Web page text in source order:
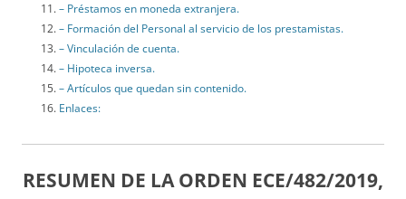
– Préstamos en moneda extranjera.
– Formación del Personal al servicio de los prestamistas.
– Vinculación de cuenta.
– Hipoteca inversa.
– Artículos que quedan sin contenido.
Enlaces:
RESUMEN DE LAORDEN ECE/482/2019,